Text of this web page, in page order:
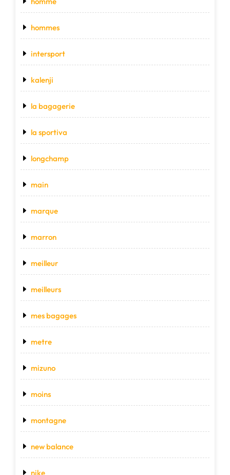
hommes
intersport
kalenji
la bagagerie
la sportiva
longchamp
main
marque
marron
meilleur
meilleurs
mes bagages
metre
mizuno
moins
montagne
new balance
nike